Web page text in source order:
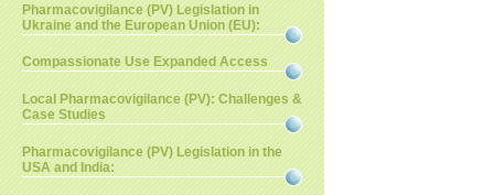
Pharmacovigilance (PV) Legislation in
Ukraine and the European Union (EU):
Compassionate Use Expanded Access
Local Pharmacovigilance (PV): Challenges &
Case Studies
Pharmacovigilance (PV) Legislation in the
USA and India: